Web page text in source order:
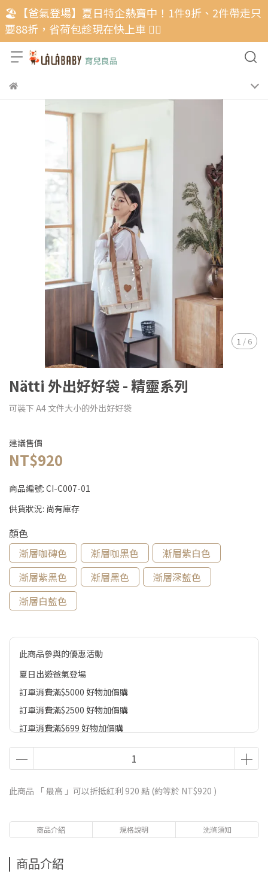
🏖️【爸氣登場】夏日特企熱賣中！1件9折、2件帶走只
要88折，省荷包趁現在快上車 🏃‍♂️
1 / 6
Nätti 外出好好袋 - 精靈系列
可裝下 A4 文件大小的外出好好袋
建議售價
NT$920
商品編號: CI-C007-01
供貨狀況: 尚有庫存
顏色
漸層咖磚色
漸層咖黑色
漸層紫白色
漸層紫黑色
漸層黑色
漸層深藍色
漸層白藍色
此商品參與的優惠活動
夏日出遊爸氣登場
訂單消費滿$5000 好物加價購
訂單消費滿$2500 好物加價購
訂單消費滿$699 好物加價購
此商品 「 最高 」可以折抵紅利 920 點 (約等於 NT$920 )
商品介紹 規格說明 洗滌須知
商品介紹